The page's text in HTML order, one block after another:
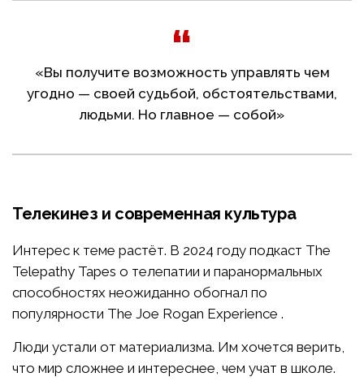
«Вы получите возможность управлять чем
угодно — своей судьбой, обстоятельствами,
людьми. Но главное — собой»
Телекинез и современная культура
Интерес к теме растёт. В 2024 году подкаст The
Telepathy Tapes о телепатии и паранормальных
способностях неожиданно обогнал по
популярности The Joe Rogan Experience .
Люди устали от материализма. Им хочется верить,
что мир сложнее и интереснее, чем учат в школе.